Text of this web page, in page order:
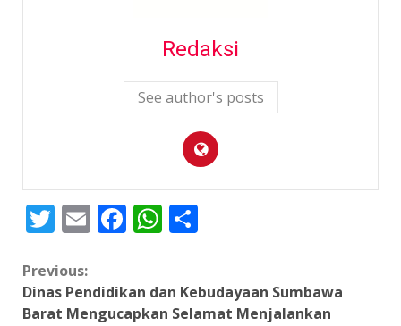
Redaksi
See author's posts
Twitter
EmailFacebook
WhatsApp
Continue
Reading
Previous:
Dinas Pendidikan dan Kebudayaan Sumbawa
Barat Mengucapkan Selamat Menjalankan